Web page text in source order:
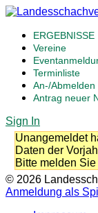
ERGEBNISSE
Vereine
Terminliste
An-/Abmelden
Antrag neuer
Sign In
Unangemeldet
Daten der
Bitte melden
© 2026
Anmeldung als